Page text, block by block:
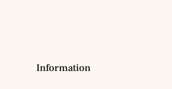
Information